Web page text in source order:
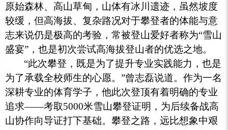
原始森林、高山草甸，山体有冰川遗迹，虽然坡度
较缓，但高海拔、复杂路况对于攀登者的体能与意
志来说仍是极高的考验，常被登山爱好者称为“雪山
盛宴”，也是初次尝试高海拔登山者的优选之地。
“此次攀登，既是为了提升专业实践能力，也是
为了承载全校师生的心愿。”曾志磊说道。作为一名
深耕专业的体育学子，他此次登顶有着明确的专业
追求——考取5000米雪山攀登证明，为后续备战高
山协作向导证打下基础。攀登之路，远比想象中艰